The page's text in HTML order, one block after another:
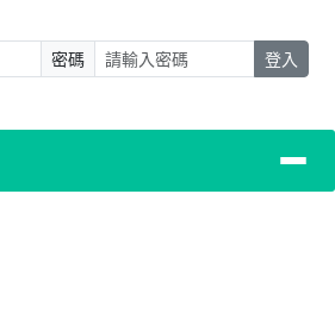
密碼 登入